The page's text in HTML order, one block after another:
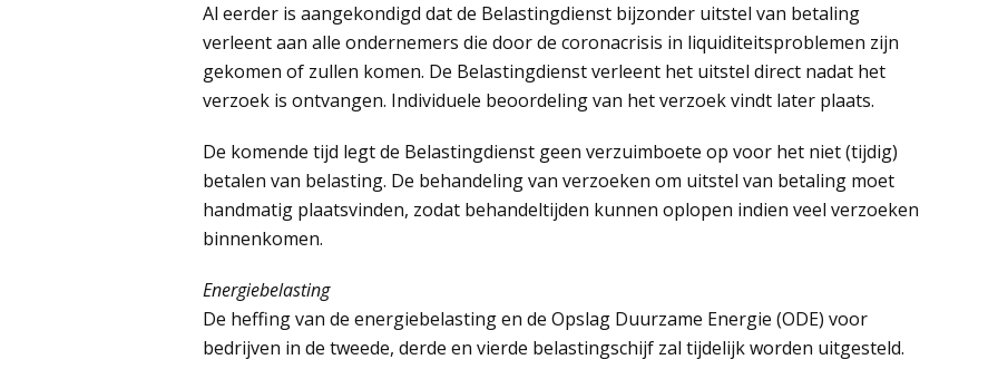
Al eerder is aangekondigd dat de Belastingdienst bijzonder uitstel van betaling
verleent aan alle ondernemers die door de coronacrisis in liquiditeitsproblemen zijn
gekomen of zullen komen. De Belastingdienst verleent het uitstel direct nadat het
verzoek is ontvangen. Individuele beoordeling van het verzoek vindt later plaats.
De komende tijd legt de Belastingdienst geen verzuimboete op voor het niet (tijdig)
betalen van belasting. De behandeling van verzoeken om uitstel van betaling moet
handmatig plaatsvinden, zodat behandeltijden kunnen oplopen indien veel verzoeken
binnenkomen.
Energiebelasting
De heffing van de energiebelasting en de Opslag Duurzame Energie (ODE) voor
bedrijven in de tweede, derde en vierde belastingschijf zal tijdelijk worden uitgesteld.